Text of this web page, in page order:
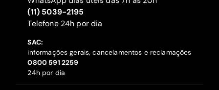
(11) 5039-2195
‍Telefone 24h por dia
SAC:
informações gerais, cancelamentos e reclamações
‍0800 591 2259
24h por dia